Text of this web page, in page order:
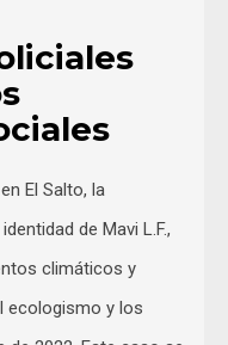
El Salto, la
de Mavi L.F.,
climáticos y
ecologismo y los